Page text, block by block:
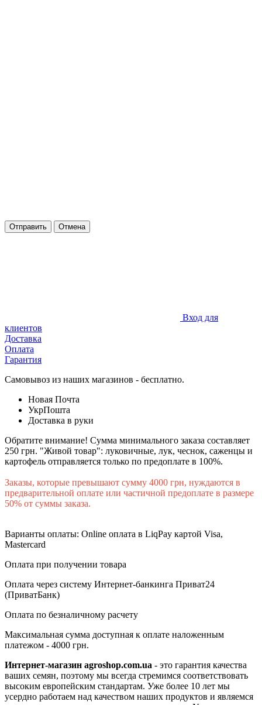
Отправить Отмена
Вход для
клиентов
Доставка
Оплата
Гарантия
Самовывоз из наших магазинов - бесплатно.
Новая Почта
УкрПошта
Доставка в руки
Обратите внимание! Сумма минимального заказа составляет
250 грн. "Живой товар": луковичные, лук, чеснок, саженцы и
картофель отправляется только по предоплате в 100%.
Заказы, которые превышают сумму 4000 грн, нуждаются в
предварительной оплате или частичной предоплате в размере
50% от суммы заказа.
Варианты оплаты: Online оплата в LiqPay картой Visa,
Mastercard
Оплата при получении товара
Оплата через систему Интернет-банкинга Приват24
(ПриватБанк)
Оплата по безналичному расчету
Максимальная сумма доступная к оплате наложенным
платежом - 4000 грн.
Интернет-магазин agroshop.com.ua - это гарантия качества
ваших семян, поэтому мы всегда стремимся соответствовать
высоким европейским стандартам. Уже более 10 лет мы
усердно работаем над качеством наших продуктов и являемся